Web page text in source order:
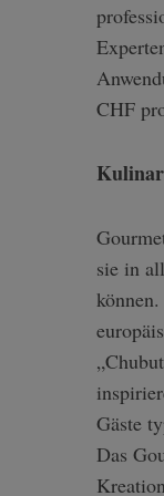
CHF
sie in
Gäste
Das